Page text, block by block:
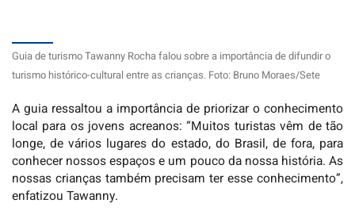
Guia de turismo Tawanny Rocha falou sobre a importância de difundir o
turismo histórico-cultural entre as crianças. Foto: Bruno Moraes/Sete
A guia ressaltou a importância de priorizar o conhecimento
local para os jovens acreanos: “Muitos turistas vêm de tão
longe, de vários lugares do estado, do Brasil, de fora, para
conhecer nossos espaços e um pouco da nossa história. As
nossas crianças também precisam ter esse conhecimento”,
enfatizou Tawanny.